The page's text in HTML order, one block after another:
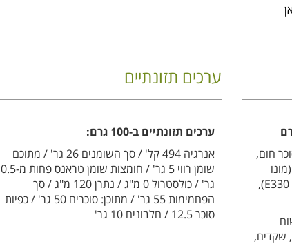
מלא (55%), סוכר חום,
גליצריד), מווסת חומציות (חומצה ציטרית E330),
שקדים,
ערכים תזונתיים
ערכים תזונתיים ב-100 גרם:
אנרגיה 494 קל' / סך השומנים 26 גר' / מתוכם
שומן רווי 5 גר' / חומצות שומן טראנס פחות מ-0.5
גר' / כולסטרול 0 מ"ג / נתרן 120 מ"ג / סך
הפחמימות 55 גר' / מתוכן: סוכרים 50 גר' / כפיות
סוכר 12.5 / חלבונים 10 גר'